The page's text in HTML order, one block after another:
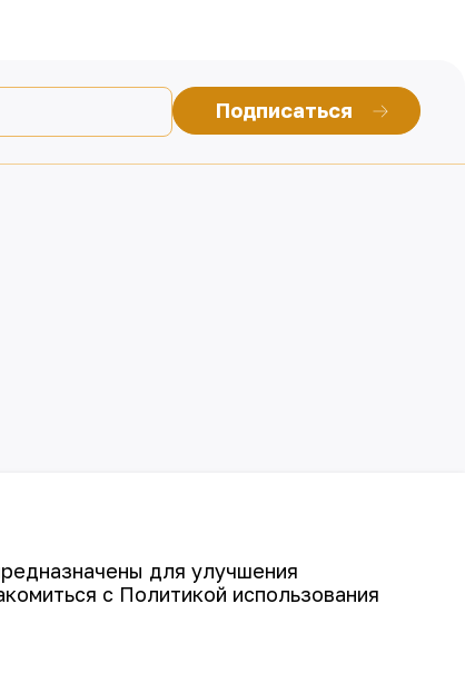
Подписаться
для улучшения
с Политикой использования